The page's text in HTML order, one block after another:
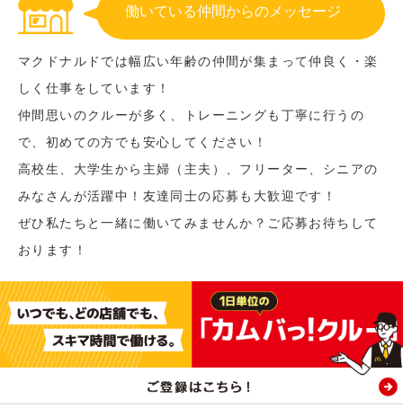
働いている仲間からのメッセージ
マクドナルドでは幅広い年齢の仲間が集まって仲良く・楽
しく仕事をしています！
仲間思いのクルーが多く、トレーニングも丁寧に行うの
で、初めての方でも安心してください！
高校生、大学生から主婦（主夫）、フリーター、シニアの
みなさんが活躍中！友達同士の応募も大歓迎です！
ぜひ私たちと一緒に働いてみませんか？ご応募お待ちして
おります！